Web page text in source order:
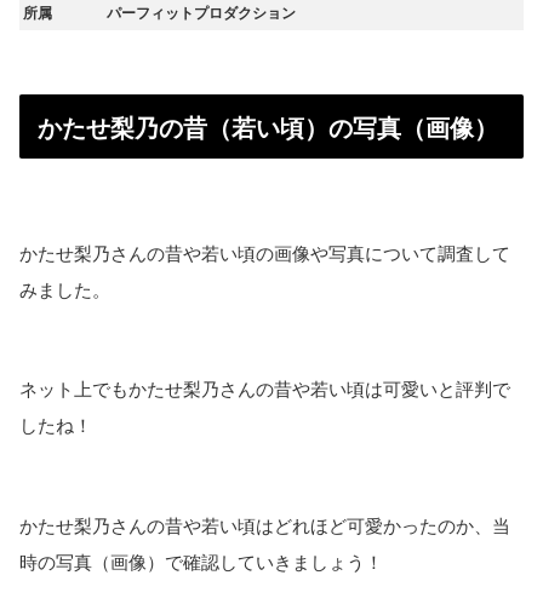
所属
パーフィットプロダクション
かたせ梨乃の昔（若い頃）の写真（画像）
かたせ梨乃さんの昔や若い頃の画像や写真について調査して
みました。
ネット上でもかたせ梨乃さんの昔や若い頃は可愛いと評判で
したね！
かたせ梨乃さんの昔や若い頃はどれほど可愛かったのか、当
時の写真（画像）で確認していきましょう！